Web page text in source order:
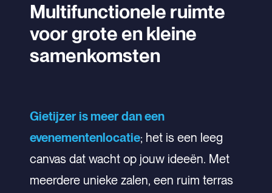
Multifunctionele ruimte
voor grote en kleine
samenkomsten
Gietijzer is meer dan een
evenementenlocatie; het is een leeg
canvas dat wacht op jouw ideeën. Met
meerdere unieke zalen, een ruim terras